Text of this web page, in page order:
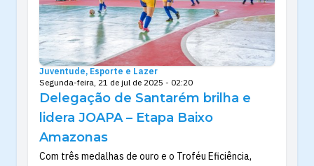
Juventude, Esporte e Lazer
Segunda-feira, 21 de jul de 2025 - 02:20
Delegação de Santarém brilha e
lidera JOAPA – Etapa Baixo
Amazonas
Com três medalhas de ouro e o Troféu Eficiência,